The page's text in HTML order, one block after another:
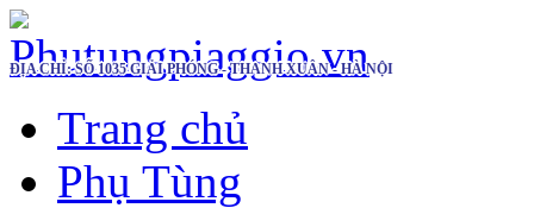
ĐỊA CHỈ: SỐ 1035 GIẢI PHÓNG - THANH XUÂN - HÀ NỘI
Trang chủ
Phụ Tùng